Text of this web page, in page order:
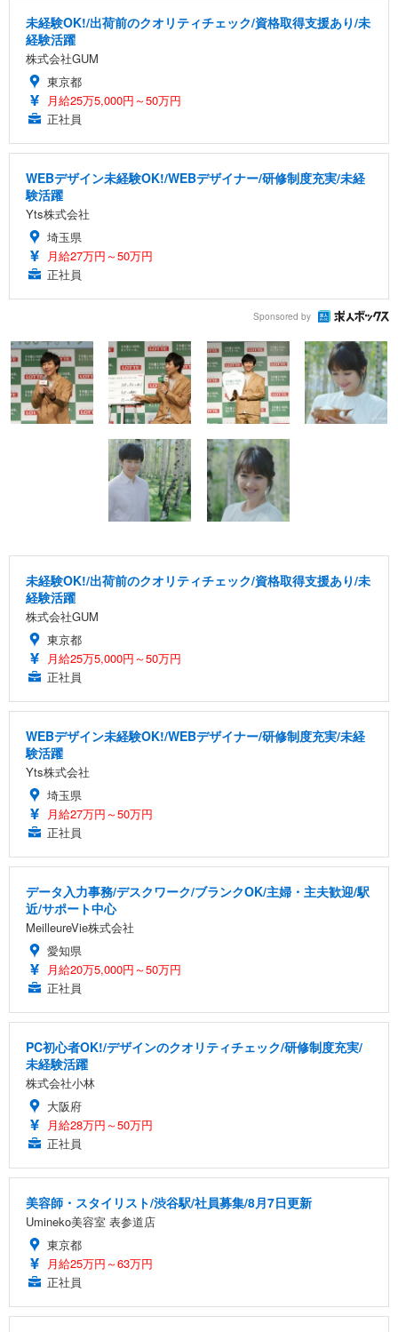
未経験OK!/出荷前のクオリティチェック/資格取得支援あり/未
経験活躍
株式会社GUM
東京都
月給25万5,000円～50万円
正社員
WEBデザイン未経験OK!/WEBデザイナー/研修制度充実/未経
験活躍
Yts株式会社
埼玉県
月給27万円～50万円
正社員
Sponsored by
未経験OK!/出荷前のクオリティチェック/資格取得支援あり/未
経験活躍
株式会社GUM
東京都
月給25万5,000円～50万円
正社員
WEBデザイン未経験OK!/WEBデザイナー/研修制度充実/未経
験活躍
Yts株式会社
埼玉県
月給27万円～50万円
正社員
データ入力事務/デスクワーク/ブランクOK/主婦・主夫歓迎/駅
近/サポート中心
MeilleureVie株式会社
愛知県
月給20万5,000円～50万円
正社員
PC初心者OK!/デザインのクオリティチェック/研修制度充実/
未経験活躍
株式会社小林
大阪府
月給28万円～50万円
正社員
美容師・スタイリスト/渋谷駅/社員募集/8月7日更新
Umineko美容室 表参道店
東京都
月給25万円～63万円
正社員